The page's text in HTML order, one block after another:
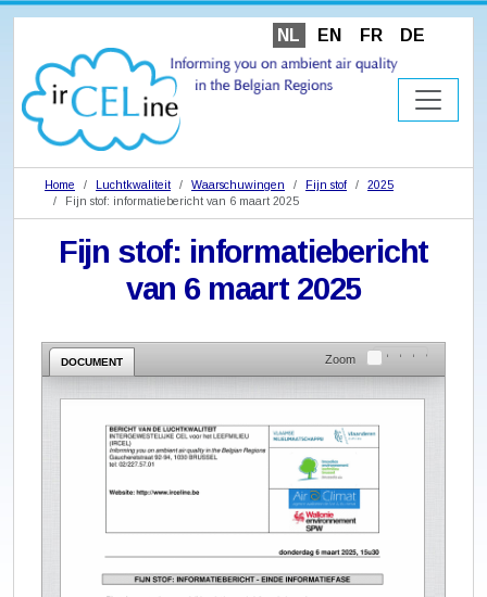
NL EN FR DE
Home Luchtkwaliteit Waarschuwingen Fijn stof
2025
Fijn stof: informatiebericht van 6 maart 2025
Fijn stof: informatiebericht
van 6 maart 2025
DOCUMENT Zoom